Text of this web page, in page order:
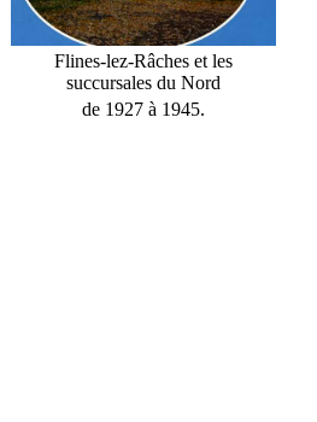
Flines-lez-Râches et les
succursales du Nord
de 1927 à 1945.